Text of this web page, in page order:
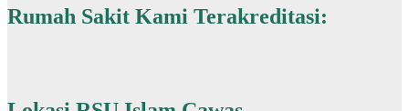
Rumah Sakit Kami Terakreditasi: